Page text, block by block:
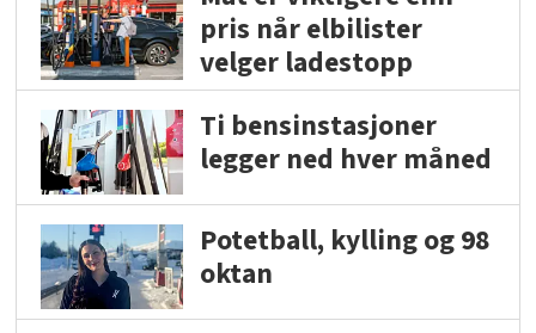
pris når elbilister
velger ladestopp
Ti bensinstasjoner
legger ned hver måned
Potetball, kylling og 98
oktan